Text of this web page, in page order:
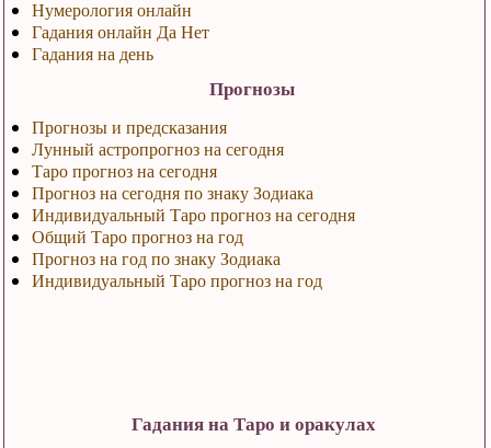
Нумерология онлайн
Гадания онлайн Да Нет
Гадания на день
Прогнозы
Прогнозы и предсказания
Лунный астропрогноз на сегодня
Таро прогноз на сегодня
Прогноз на сегодня по знаку Зодиака
Индивидуальный Таро прогноз на сегодня
Общий Таро прогноз на год
Прогноз на год по знаку Зодиака
Индивидуальный Таро прогноз на год
Гадания на Таро и оракулах